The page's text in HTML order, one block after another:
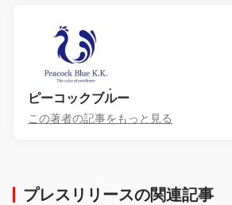
ピーコックブルー
この著者の記事をもっと見る
プレスリリースの関連記事